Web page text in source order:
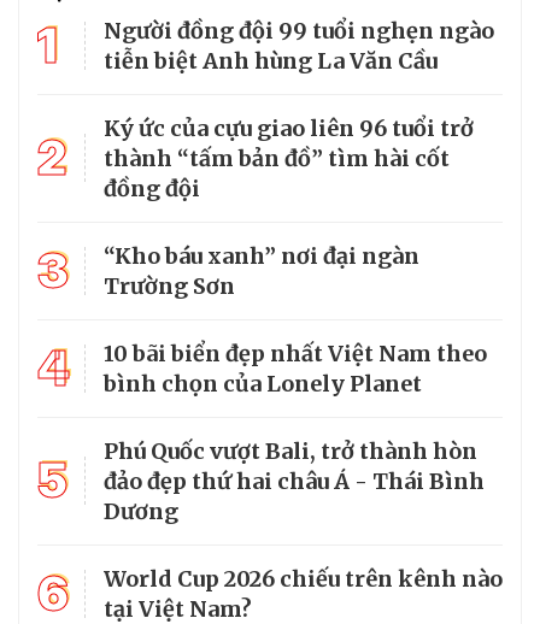
1
Người đồng đội 99 tuổi nghẹn ngào
tiễn biệt Anh hùng La Văn Cầu
2
Ký ức của cựu giao liên 96 tuổi trở
thành “tấm bản đồ” tìm hài cốt
đồng đội
3
“Kho báu xanh” nơi đại ngàn
Trường Sơn
4
10 bãi biển đẹp nhất Việt Nam theo
bình chọn của Lonely Planet
5
Phú Quốc vượt Bali, trở thành hòn
đảo đẹp thứ hai châu Á - Thái Bình
Dương
6
World Cup 2026 chiếu trên kênh nào
tại Việt Nam?